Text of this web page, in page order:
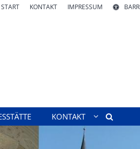
START KONTAKT IMPRESSUM
KONTAKT